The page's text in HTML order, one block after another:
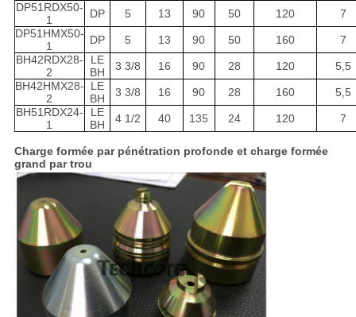
DP51RDX50-
1
DP 5 13 90 50 120
7
DP51HMX50-
1
DP 5 13 90 50 160
7
BH42RDX28-
2
LE
BH
3 3/8 16 90 28 120
5,5
BH42HMX28-
2
LE
BH
3 3/8 16 90 28 160
5,5
BH51RDX24-
1
LE
BH
4 1/2 40 135 24 120 7
Charge formée par pénétration profonde et charge formée
grand par trou